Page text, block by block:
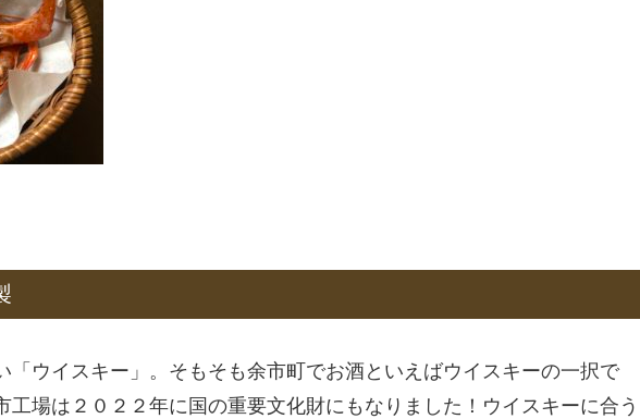
「ウイスキー」。そもそも余市町でお酒といえばウイスキーの一択で
工場は２０２２年に国の重要文化財にもなりました！ウイスキーに合う